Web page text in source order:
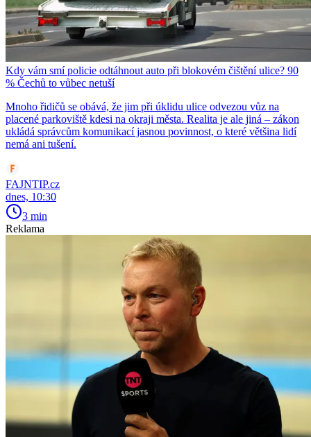
Kdy vám smí policie odtáhnout auto při blokovém čištění ulice? 90
% Čechů to vůbec netuší
Mnoho řidičů se obává, že jim při úklidu ulice odvezou vůz na
placené parkoviště kdesi na okraji města. Realita je ale jiná – zákon
ukládá správcům komunikací jasnou povinnost, o které většina lidí
nemá ani tušení.
FAJNTIP.cz
dnes, 10:30
3 min
Reklama